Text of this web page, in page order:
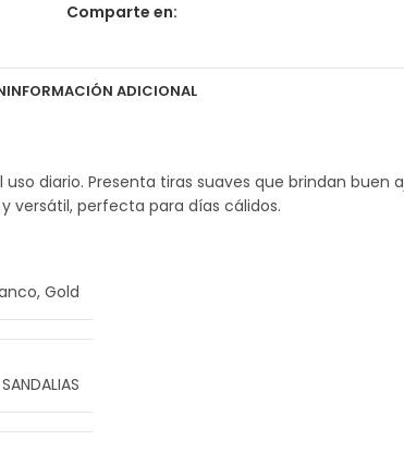
Comparte en:
INFORMACIÓN ADICIONAL
diario. Presenta tiras suaves que brindan buen
versátil, perfecta para días cálidos.
, Gold
SANDALIAS